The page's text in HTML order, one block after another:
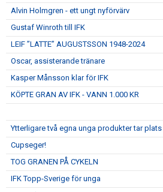
Alvin Holmgren - ett ungt nyförvärv
Gustaf Winroth till IFK
LEIF ”LATTE” AUGUSTSSON 1948-2024
Oscar, assisterande tränare
Kasper Månsson klar för IFK
KÖPTE GRAN AV IFK - VANN 1.000 KR
Ytterligare två egna unga produkter tar
Cupseger!
TOG GRANEN PÅ CYKELN
IFK Topp-Sverige för unga